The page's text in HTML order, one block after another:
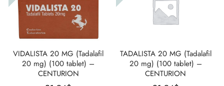
VIDALISTA 20 MG (Tadalafil
20 mg) (100 tablet) –
CENTURION
TADALISTA 20 MG (Tadalafil
20 mg) (100 tablet) –
CENTURION